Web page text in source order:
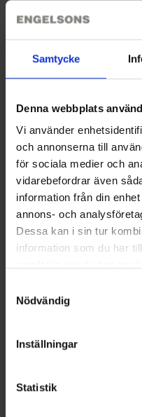
Samtycke
Denna webbplats
Vi använder
och annonserna till
för sociala medier och
vidarebefordrar även
information från din
annons- och
Dessa kan i sin tur
information som du har
Nödvändig
Inställningar
Statistik
Sie benötigen
Linersocken Merinowolle
Ab6,50 €
Ähnliche Produkte